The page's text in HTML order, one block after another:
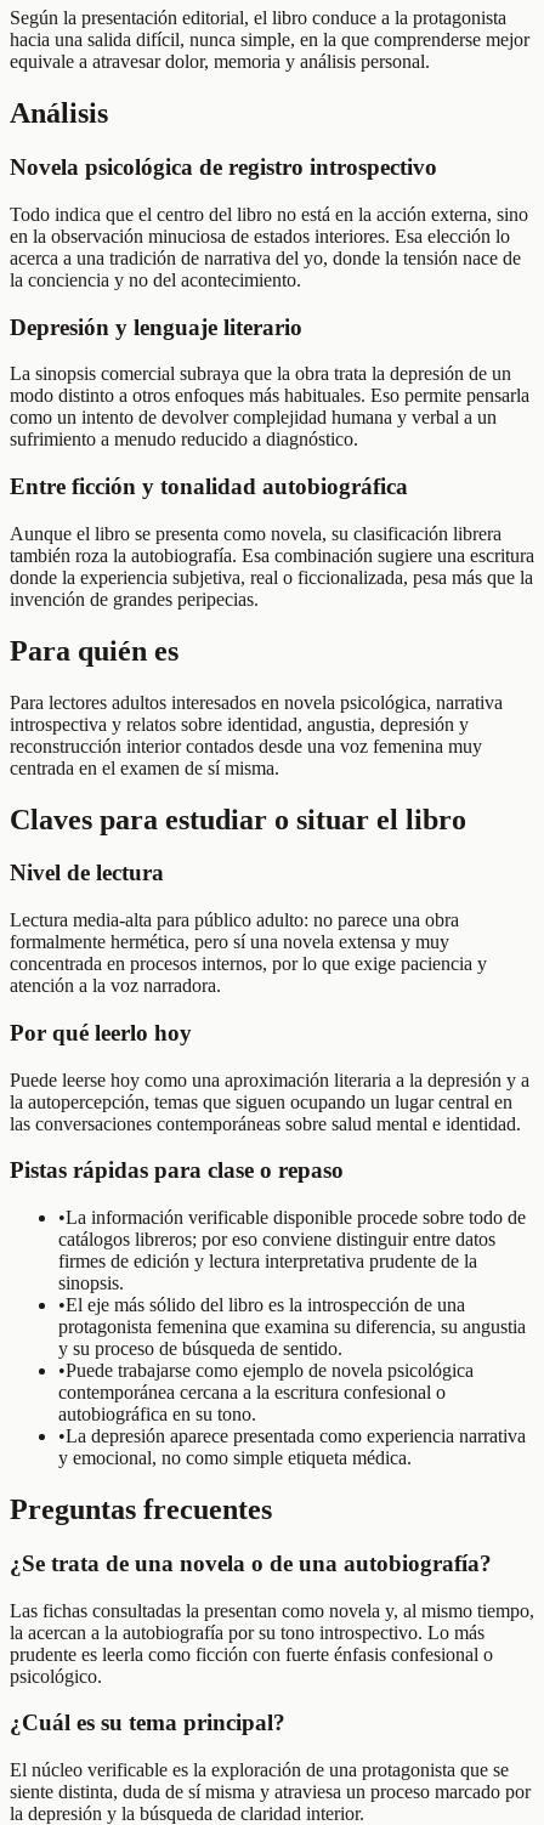
Según la presentación editorial, el libro conduce a la protagonista
hacia una salida difícil, nunca simple, en la que comprenderse mejor
equivale a atravesar dolor, memoria y análisis personal.
Análisis
Novela psicológica de registro introspectivo
Todo indica que el centro del libro no está en la acción externa, sino
en la observación minuciosa de estados interiores. Esa elección lo
acerca a una tradición de narrativa del yo, donde la tensión nace de
la conciencia y no del acontecimiento.
Depresión y lenguaje literario
La sinopsis comercial subraya que la obra trata la depresión de un
modo distinto a otros enfoques más habituales. Eso permite pensarla
como un intento de devolver complejidad humana y verbal a un
sufrimiento a menudo reducido a diagnóstico.
Entre ficción y tonalidad autobiográfica
Aunque el libro se presenta como novela, su clasificación librera
también roza la autobiografía. Esa combinación sugiere una escritura
donde la experiencia subjetiva, real o ficcionalizada, pesa más que la
invención de grandes peripecias.
Para quién es
Para lectores adultos interesados en novela psicológica, narrativa
introspectiva y relatos sobre identidad, angustia, depresión y
reconstrucción interior contados desde una voz femenina muy
centrada en el examen de sí misma.
Claves para estudiar o situar el libro
Nivel de lectura
Lectura media-alta para público adulto: no parece una obra
formalmente hermética, pero sí una novela extensa y muy
concentrada en procesos internos, por lo que exige paciencia y
atención a la voz narradora.
Por qué leerlo hoy
Puede leerse hoy como una aproximación literaria a la depresión y a
la autopercepción, temas que siguen ocupando un lugar central en
las conversaciones contemporáneas sobre salud mental e identidad.
Pistas rápidas para clase o repaso
•La información verificable disponible procede sobre todo de
catálogos libreros; por eso conviene distinguir entre datos
firmes de edición y lectura interpretativa prudente de la
sinopsis.
•El eje más sólido del libro es la introspección de una
protagonista femenina que examina su diferencia, su angustia
y su proceso de búsqueda de sentido.
•Puede trabajarse como ejemplo de novela psicológica
contemporánea cercana a la escritura confesional o
autobiográfica en su tono.
•La depresión aparece presentada como experiencia narrativa
y emocional, no como simple etiqueta médica.
Preguntas frecuentes
¿Se trata de una novela o de una autobiografía?
Las fichas consultadas la presentan como novela y, al mismo tiempo,
la acercan a la autobiografía por su tono introspectivo. Lo más
prudente es leerla como ficción con fuerte énfasis confesional o
psicológico.
¿Cuál es su tema principal?
El núcleo verificable es la exploración de una protagonista que se
siente distinta, duda de sí misma y atraviesa un proceso marcado por
la depresión y la búsqueda de claridad interior.